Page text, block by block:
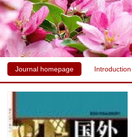
Journal homepage Introduction